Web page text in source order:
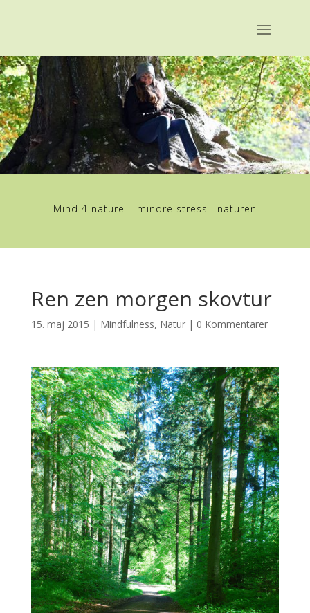
Mind 4 nature – mindre stress i naturen
Ren zen morgen skovtur
15. maj 2015 | Mindfulness, Natur| 0 Kommentarer